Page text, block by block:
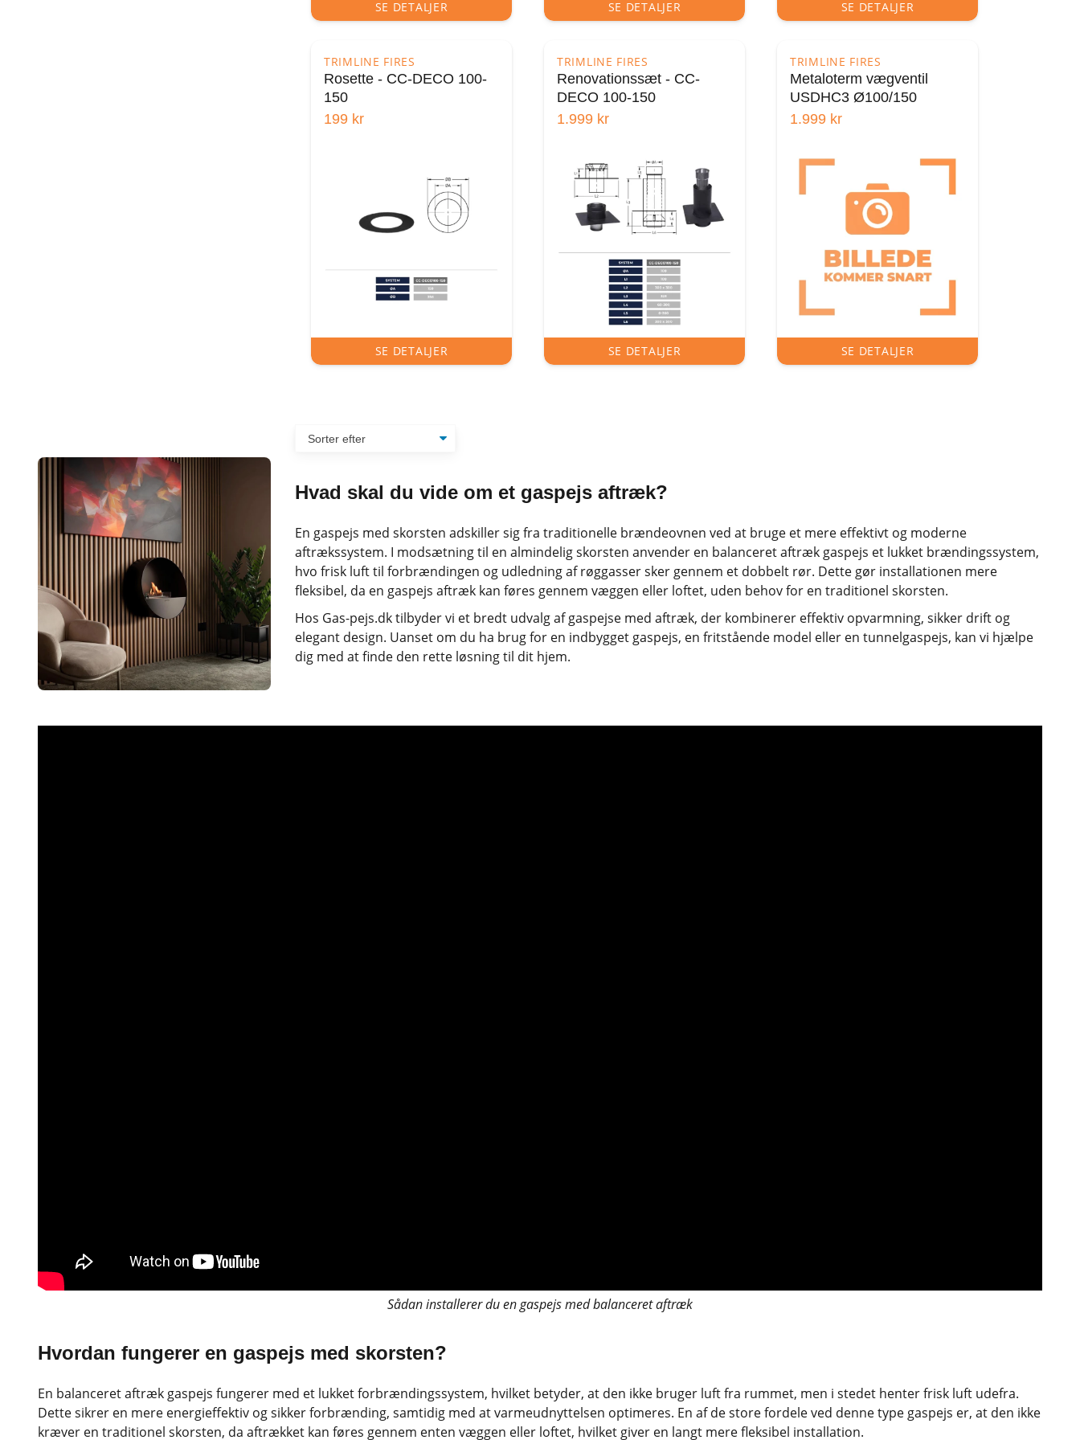
SE DETALJER SE DETALJER SE DETALJER
TRIMLINE FIRES
Rosette - CC-DECO 100-
150
199 kr
SE DETALJER
TRIMLINE FIRES
Renovationssæt - CC-
DECO 100-150
1.999 kr
SE DETALJER
TRIMLINE FIRES
Metaloterm vægventil
USDHC3 Ø100/150
1.999 kr
SE DETALJER
Hvad skal du vide om et gaspejs aftræk?
En gaspejs med skorsten adskiller sig fra traditionelle brændeovnen ved at bruge et mere effektivt og moderne
aftrækssystem. I modsætning til en almindelig skorsten anvender en balanceret aftræk gaspejs et lukket brændingssystem,
hvo frisk luft til forbrændingen og udledning af røggasser sker gennem et dobbelt rør. Dette gør installationen mere
fleksibel, da en gaspejs aftræk kan føres gennem væggen eller loftet, uden behov for en traditionel skorsten.
Hos Gas-pejs.dk tilbyder vi et bredt udvalg af gaspejse med aftræk, der kombinerer effektiv opvarmning, sikker drift og
elegant design. Uanset om du ha brug for en indbygget gaspejs, en fritstående model eller en tunnelgaspejs, kan vi hjælpe
dig med at finde den rette løsning til dit hjem.
Sådan installerer du en gaspejs med balanceret aftræk
Hvordan fungerer en gaspejs med skorsten?
En balanceret aftræk gaspejs fungerer med et lukket forbrændingssystem, hvilket betyder, at den ikke bruger luft fra rummet, men i stedet henter frisk luft udefra.
Dette sikrer en mere energieffektiv og sikker forbrænding, samtidig med at varmeudnyttelsen optimeres. En af de store fordele ved denne type gaspejs er, at den ikke
kræver en traditionel skorsten, da aftrækket kan føres gennem enten væggen eller loftet, hvilket giver en langt mere fleksibel installation.